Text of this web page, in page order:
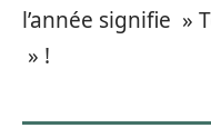
l’année signifie »
» !